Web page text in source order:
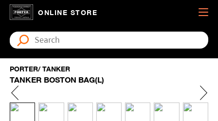
ONLINE STORE
PORTER/ TANKER
TANKER BOSTON BAG(L)